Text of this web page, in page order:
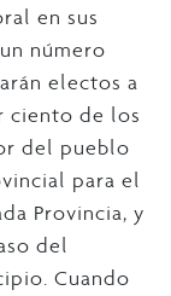
en sus
número
electos a
ciento de los
del pueblo
para el
Provincia, y
del
Cuando